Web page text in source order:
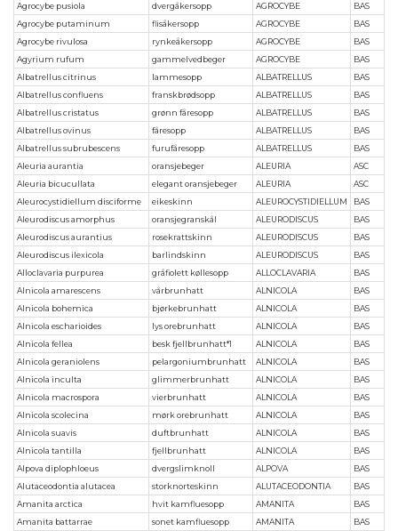
Agrocybe pusiola
dvergåkersopp AGROCYBE
BAS
Agrocybe putaminum
flisåkersopp AGROCYBE
BAS
Agrocybe rivulosa
rynkeåkersopp AGROCYBE
BAS
Agyrium rufum
gammelvedbeger AGROCYBE
BAS
Albatrellus citrinus
lammesopp ALBATRELLUS
BAS
Albatrellus confluens
franskbrødsopp ALBATRELLUS
BAS
Albatrellus cristatus
grønn fåresopp ALBATRELLUS
BAS
Albatrellus ovinus
fåresopp ALBATRELLUS
BAS
Albatrellus subrubescens
furufåresopp ALBATRELLUS
BAS
Aleuria aurantia
oransjebeger ALEURIA
ASC
Aleuria bicucullata
elegant oransjebeger ALEURIA
ASC
Aleurocystidiellum disciforme
eikeskinn ALEUROCYSTIDIELLUM
BAS
Aleurodiscus amorphus
oransjegranskål ALEURODISCUS
BAS
Aleurodiscus aurantius
rosekrattskinn ALEURODISCUS
BAS
Aleurodiscus ilexicola
barlindskinn ALEURODISCUS
BAS
Alloclavaria purpurea
gråfiolett køllesopp ALLOCLAVARIA
BAS
Alnicola amarescens
vårbrunhatt ALNICOLA
BAS
Alnicola bohemica
bjørkebrunhatt ALNICOLA
BAS
Alnicola escharioides
lys orebrunhatt ALNICOLA
BAS
Alnicola fellea
besk fjellbrunhatt*1 ALNICOLA
BAS
Alnicola geraniolens
pelargoniumbrunhatt ALNICOLA
BAS
Alnicola inculta
glimmerbrunhatt ALNICOLA
BAS
Alnicola macrospora
vierbrunhatt ALNICOLA
BAS
Alnicola scolecina
mørk orebrunhatt ALNICOLA
BAS
Alnicola suavis
duftbrunhatt ALNICOLA
BAS
Alnicola tantilla
fjellbrunhatt ALNICOLA
BAS
Alpova diplophloeus
dvergslimknoll ALPOVA
BAS
Alutaceodontia alutacea
storknorteskinn ALUTACEODONTIA
BAS
Amanita arctica
hvit kamfluesopp AMANITA
BAS
Amanita battarrae
sonet kamfluesopp AMANITA
BAS